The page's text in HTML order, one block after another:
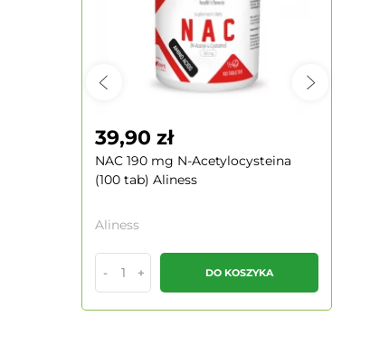
39,90 zł
NAC 190 mg N-Acetylocysteina
(100 tab) Aliness
Aliness
- + DO KOSZYKA